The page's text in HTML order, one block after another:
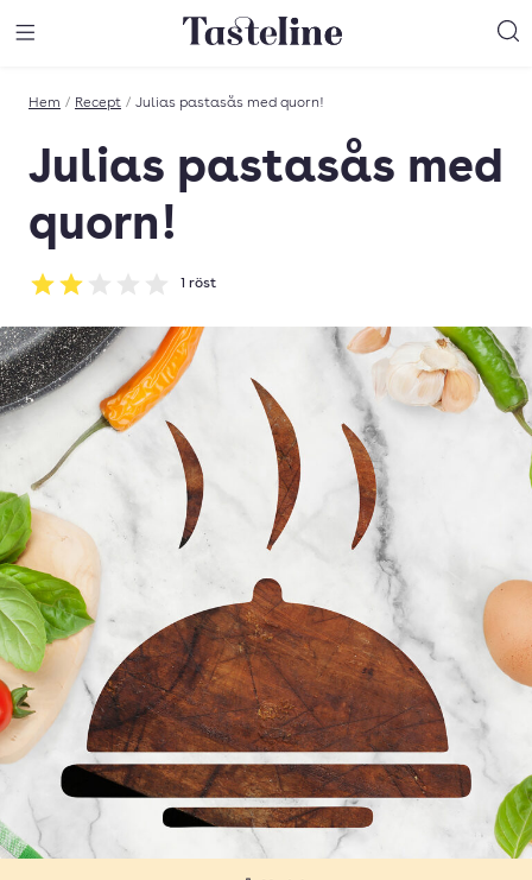
Till Tastelines startsida
Hem / Recept / Julias pastasås med quorn!
Julias pastasås med
quorn!
Betyg: 2 av 5
1 röst